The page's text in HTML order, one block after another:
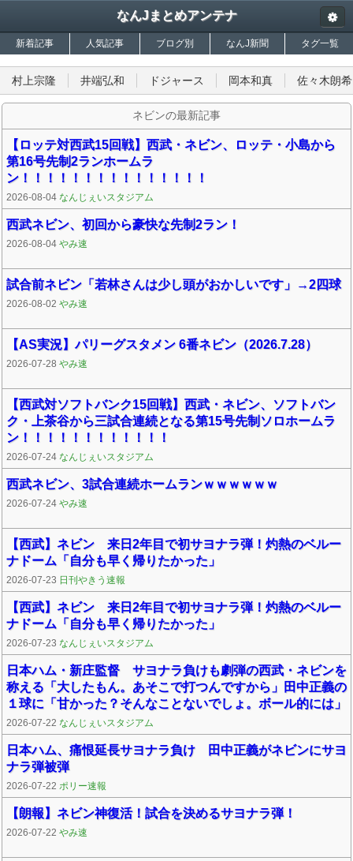
なんJまとめアンテナ
新着記事 人気記事 ブログ別 なんJ新聞 タグ一覧
村上宗隆 井端弘和 ドジャース 岡本和真 佐々木朗希
ネビンの最新記事
【ロッテ対西武15回戦】西武・ネビン、ロッテ・小島から
第16号先制2ランホームラ
ン！！！！！！！！！！！！！！！
2026-08-04 なんじぇいスタジアム
西武ネビン、初回から豪快な先制2ラン！
2026-08-04 やみ速
試合前ネビン「若林さんは少し頭がおかしいです」→2四球
2026-08-02 やみ速
【AS実況】パリーグスタメン 6番ネビン（2026.7.28）
2026-07-28 やみ速
【西武対ソフトバンク15回戦】西武・ネビン、ソフトバン
ク・上茶谷から三試合連続となる第15号先制ソロホームラ
ン！！！！！！！！！！！！
2026-07-24 なんじぇいスタジアム
西武ネビン、3試合連続ホームランｗｗｗｗｗｗ
2026-07-24 やみ速
【西武】ネビン 来日2年目で初サヨナラ弾！灼熱のベルー
ナドーム「自分も早く帰りたかった」
2026-07-23 日刊やきう速報
【西武】ネビン 来日2年目で初サヨナラ弾！灼熱のベルー
ナドーム「自分も早く帰りたかった」
2026-07-23 なんじぇいスタジアム
日本ハム・新庄監督 サヨナラ負けも劇弾の西武・ネビンを
称える「大したもん。あそこで打つんですから」田中正義の
１球に「甘かった？そんなことないでしょ。ボール的には」
2026-07-22 なんじぇいスタジアム
日本ハム、痛恨延長サヨナラ負け 田中正義がネビンにサヨ
ナラ弾被弾
2026-07-22 ポリー速報
【朗報】ネビン神復活！試合を決めるサヨナラ弾！
2026-07-22 やみ速